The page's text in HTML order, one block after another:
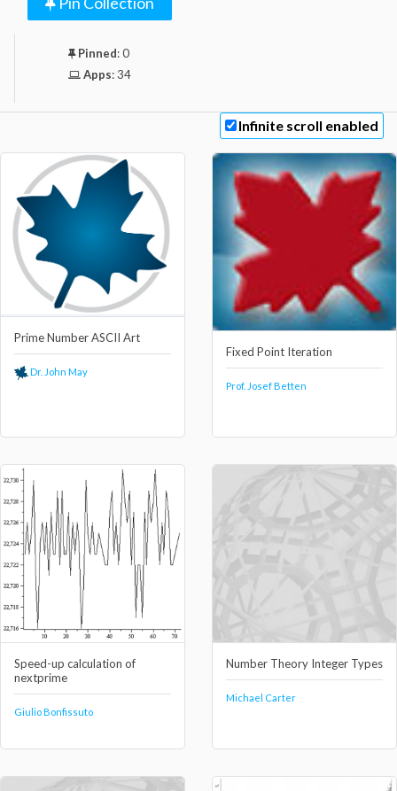
Pinned:0
Apps:34
Infinite scroll enabled
Prime Number ASCII Art
Dr. John May
Fixed Point Iteration
Prof. Josef Betten
Speed-up calculation of
nextprime
Giulio Bonfissuto
Number Theory Integer Types
Michael Carter